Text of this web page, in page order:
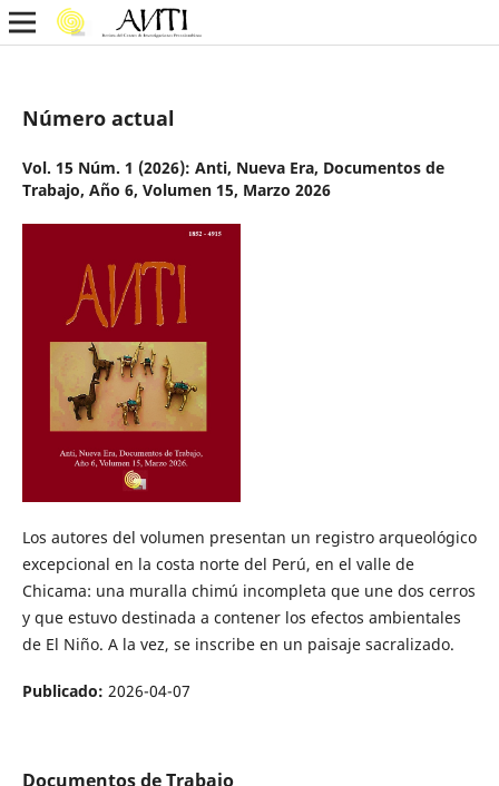
Número actual
Vol. 15 Núm. 1 (2026): Anti, Nueva Era, Documentos de
Trabajo, Año 6, Volumen 15, Marzo 2026
Los autores del volumen presentan un registro arqueológico
excepcional en la costa norte del Perú, en el valle de
Chicama: una muralla chimú incompleta que une dos cerros
y que estuvo destinada a contener los efectos ambientales
de El Niño. A la vez, se inscribe en un paisaje sacralizado.
Publicado: 2026-04-07
Documentos de Trabajo